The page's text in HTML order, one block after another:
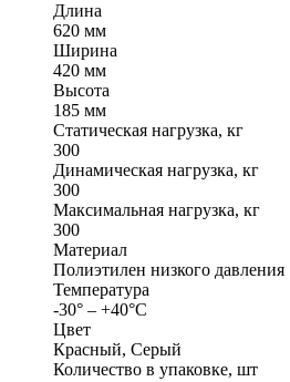
Длина
620 мм
Ширина
420 мм
Высота
185 мм
Статическая нагрузка, кг
300
Динамическая нагрузка, кг
300
Максимальная нагрузка, кг
300
Материал
Полиэтилен низкого давления
Температура
-30° – +40°С
Цвет
Красный, Серый
Количество в упаковке, шт